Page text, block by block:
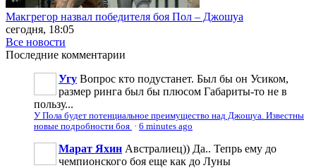
Макгрегор назвал победителя боя Пол – Джошуа
сегодня, 18:05
Все новости
Последние комментарии
Угу Вопрос кто подустанет. Был бы он Усиком,
размер ринга был бы плюсом Габариты-то не в
пользу...
У Пола будет потенциальное преимущество над Джошуа. Известны
новые подробности боя · 6 minutes ago
Марат Яхин Австралиец)) Да.. Тепрь ему до
чемпионского боя еще как до Луны